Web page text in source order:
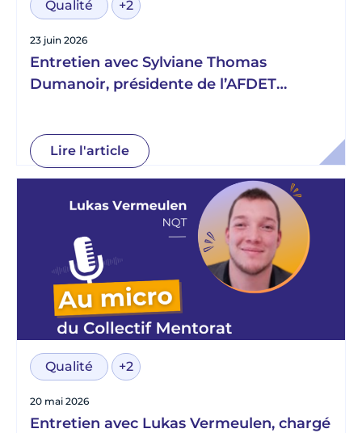
Qualité +2
23 juin 2026
Entretien avec Sylviane Thomas
Dumanoir, présidente de l’AFDET
Lire l'article
Qualité +2
20 mai 2026
Entretien avec Lukas Vermeulen, chargé